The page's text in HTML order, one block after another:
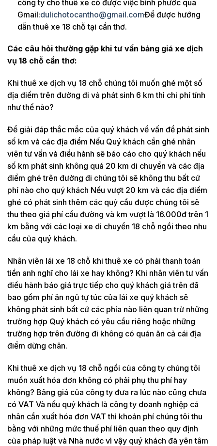
công ty cho thuê xe có được việc bình phước qua
Gmail:dulichotocantho@gmail.comĐể được hướng
dẫn thuê xe 18 chỗ tại cần thơ.
Các câu hỏi thường gặp khi tư vấn bảng giá xe dịch
vụ 18 chỗ cần thơ:
Khi thuê xe dịch vụ 18 chỗ chúng tôi muốn ghé một số
địa điểm trên đường đi và phát sinh 6 km thì chi phí tính
như thế nào?
Để giải đáp thắc mắc của quý khách về vấn đề phát sinh
số km và các địa điểm Nếu Quý khách cần ghé nhân
viên tư vấn và điều hành sẽ báo cáo cho quý khách nếu
số km phát sinh không quá 20 km di chuyển và các địa
điểm ghé trên đường đi chúng tôi sẽ không thu bất cứ
phí nào cho quý khách Nếu vượt 20 km và các địa điểm
ghé có phát sinh thêm các quý cầu được chúng tôi sẽ
thu theo giá phí cầu đường và km vượt là 16.000đ trên 1
km bằng với các loại xe di chuyển 18 chỗ ngồi theo nhu
cầu của quý khách.
Nhân viên lái xe 18 chỗ khi thuê xe có phải thanh toán
tiền anh nghĩ cho lái xe hay không? Khi nhân viên tư vấn
điều hành báo giá trực tiếp cho quý khách giá trên đã
bao gồm phí ăn ngủ tự túc của lái xe quý khách sẽ
không phát sinh bất cứ các phía nào liên quan trừ những
trường hợp Quý khách có yêu cầu riêng hoặc những
trường hợp trên đường đi không có quán ăn cả cái địa
điểm dừng chân.
Khi thuê xe dịch vụ 18 chỗ ngồi của công ty chúng tôi
muốn xuất hóa đơn không có phải phụ thu phí hay
không? Bảng giá của công ty đưa ra lúc nào cũng chưa
có VAT Và nếu quý khách là công ty doanh nghiệp cá
nhân cần xuất hóa đơn VAT thì khoản phí chúng tôi thu
bằng với những mức thuế phí liên quan theo quy định
của pháp luật và Nhà nước vì vậy quý khách đã yên tâm